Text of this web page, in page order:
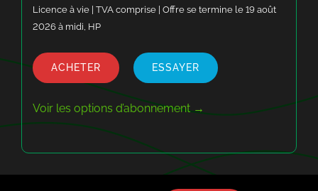
Licence à vie | TVA comprise | Offre se termine le 19 août
2026 à midi, HP
ACHETER ESSAYER
Voir les options d’abonnement →